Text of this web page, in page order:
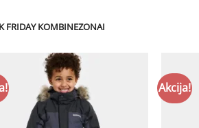
FRIDAY KOMBINEZONAI
Akcija!